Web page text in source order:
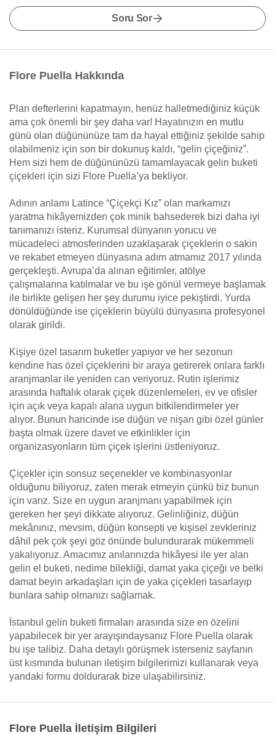
Soru Sor
Flore Puella Hakkında
Plan defterlerini kapatmayın, henüz halletmediğiniz küçük
ama çok önemli bir şey daha var! Hayatınızın en mutlu
günü olan düğününüze tam da hayal ettiğiniz şekilde sahip
olabilmeniz için son bir dokunuş kaldı, “gelin çiçeğiniz”.
Hem sizi hem de düğününüzü tamamlayacak gelin buketi
çiçekleri için sizi Flore Puella’ya bekliyor.
Adının anlamı Latince “Çiçekçi Kız” olan markamızı
yaratma hikâyemizden çok minik bahsederek bizi daha iyi
tanımanızı isteriz. Kurumsal dünyanın yorucu ve
mücadeleci atmosferinden uzaklaşarak çiçeklerin o sakin
ve rekabet etmeyen dünyasına adım atmamız 2017 yılında
gerçekleşti. Avrupa’da alınan eğitimler, atölye
çalışmalarına katılmalar ve bu işe gönül vermeye başlamak
ile birlikte gelişen her şey durumu iyice pekiştirdi. Yurda
dönüldüğünde ise çiçeklerin büyülü dünyasına profesyonel
olarak girildi.
Kişiye özel tasarım buketler yapıyor ve her sezonun
kendine has özel çiçeklerini bir araya getirerek onlara farklı
aranjmanlar ile yeniden can veriyoruz. Rutin işlerimiz
arasında haftalık olarak çiçek düzenlemeleri, ev ve ofisler
için açık veya kapalı alana uygun bitkilendirmeler yer
alıyor. Bunun haricinde ise düğün ve nişan gibi özel günler
başta olmak üzere davet ve etkinlikler için
organizasyonların tüm çiçek işlerini üstleniyoruz.
Çiçekler için sonsuz seçenekler ve kombinasyonlar
olduğunu biliyoruz, zaten merak etmeyin çünkü biz bunun
için varız. Size en uygun aranjmanı yapabilmek için
gereken her şeyi dikkate alıyoruz. Gelinliğiniz, düğün
mekânınız, mevsim, düğün konsepti ve kişisel zevkleriniz
dâhil pek çok şeyi göz önünde bulundurarak mükemmeli
yakalıyoruz. Amacımız anılarınızda hikâyesi ile yer alan
gelin el buketi, nedime bilekliği, damat yaka çiçeği ve belki
damat beyin arkadaşları için de yaka çiçekleri tasarlayıp
bunlara sahip olmanızı sağlamak.
İstanbul gelin buketi firmaları arasında size en özelini
yapabilecek bir yer arayışındaysanız Flore Puella olarak
bu işe talibiz. Daha detaylı görüşmek isterseniz sayfanın
üst kısmında bulunan iletişim bilgilerimizi kullanarak veya
yandaki formu doldurarak bize ulaşabilirsiniz.
Flore Puella İletişim Bilgileri